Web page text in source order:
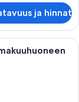
ja hinnat
on sänky, tuoli,